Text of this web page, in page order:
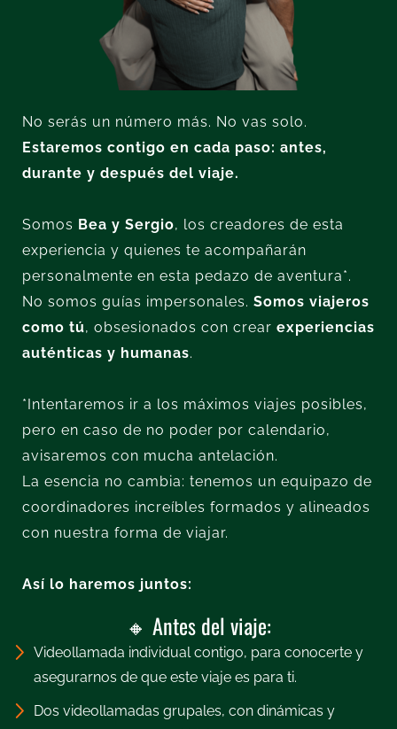
No serás un número más. No vas solo.
Estaremos contigo en cada paso: antes,
durante y después del viaje.
Somos Bea y Sergio, los creadores de esta
experiencia y quienes te acompañarán
personalmente en esta pedazo de aventura*.
No somos guías impersonales. Somos viajeros
como tú, obsesionados con crear experiencias
auténticas y humanas.
*Intentaremos ir a los máximos viajes posibles,
pero en caso de no poder por calendario,
avisaremos con mucha antelación.
La esencia no cambia: tenemos un equipazo de
coordinadores increíbles formados y alineados
con nuestra forma de viajar.
Así lo haremos juntos:
🔸 Antes del viaje:
Videollamada individual contigo, para conocerte y
asegurarnos de que este viaje es para ti.
Dos videollamadas grupales, con dinámicas y